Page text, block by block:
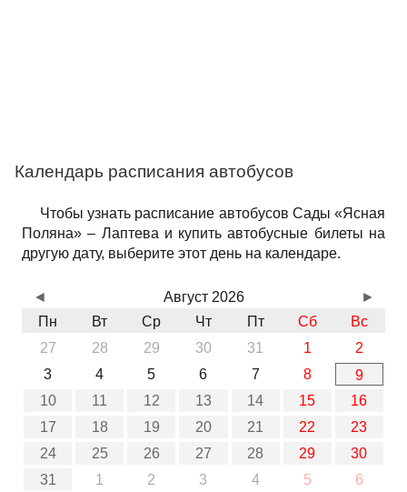
Календарь расписания автобусов
Чтобы узнать расписание автобусов Сады «Ясная
Поляна» – Лаптева и купить автобусные билеты на
другую дату, выберите этот день на календаре.
Август 2026
Пн
Вт Ср Чт Пт Сб
Вс
27
28 29 30 31 1
2
3
4 5 6 7 8
9
10
11 12 13 14 15
16
17
18 19 20 21 22
23
24
25 26 27 28 29
30
31
1 2 3 4 5 6
◄ ►